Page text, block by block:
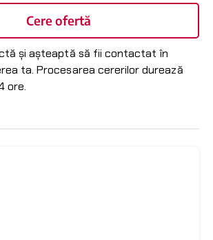
Cere ofertă
și așteaptă să fii contactat în
ta. Procesarea cererilor durează
ore.